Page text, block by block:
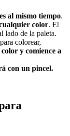
al mismo tiempo.
color. El
lado de la paleta.
colorear,
y comience a
con un pincel.